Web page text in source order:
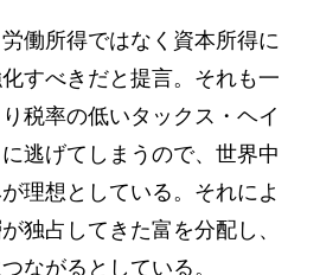
働所得ではなく資本所得に
すべきだと提言。それも一
税率の低いタックス・ヘイ
逃げてしまうので、世界中
理想としている。それによ
独占してきた富を分配し、
ながるとしている。